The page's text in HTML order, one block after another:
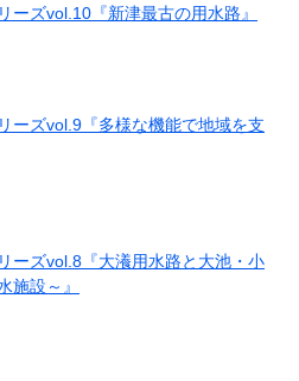
ーズvol.10『新津最古の用水路』
ーズvol.9『多様な機能で地域を支
ーズvol.8『大瀁用水路と大池・小
施設～』